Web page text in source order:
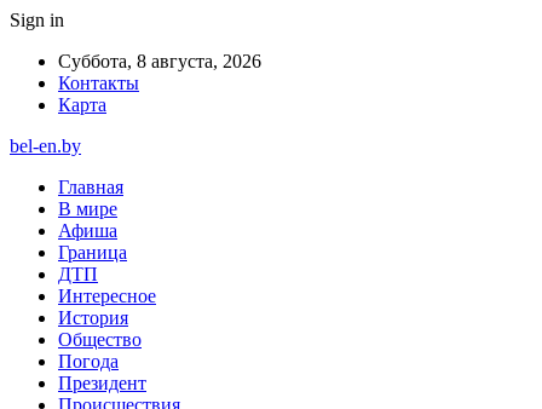
Sign in
Суббота, 8 августа, 2026
Контакты
Карта
bel-en.by
Главная
В мире
Афиша
Граница
ДТП
Интересное
История
Общество
Погода
Президент
Происшествия